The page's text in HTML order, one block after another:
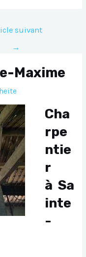
suivant
→
Maxime
Cha
rpe
ntie
r
à Sa
inte
-